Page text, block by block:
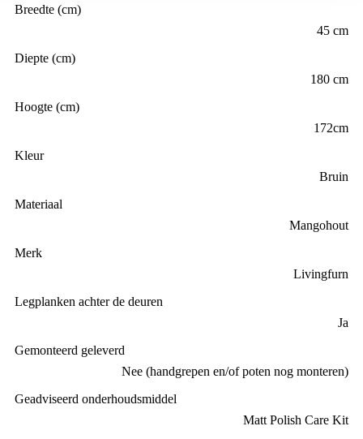
Breedte (cm)
45 cm
Diepte (cm)
180 cm
Hoogte (cm)
172cm
Kleur
Bruin
Materiaal
Mangohout
Merk
Livingfurn
Legplanken achter de deuren
Ja
Gemonteerd geleverd
Nee (handgrepen en/of poten nog monteren)
Geadviseerd onderhoudsmiddel
Matt Polish Care Kit